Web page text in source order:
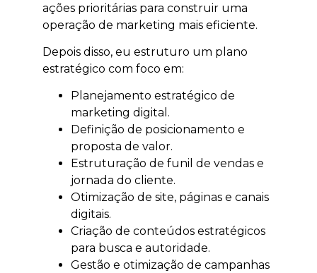
ações prioritárias para construir uma
operação de marketing mais eficiente.
Depois disso, eu estruturo um plano
estratégico com foco em:
Planejamento estratégico de
marketing digital.
Definição de posicionamento e
proposta de valor.
Estruturação de funil de vendas e
jornada do cliente.
Otimização de site, páginas e canais
digitais.
Criação de conteúdos estratégicos
para busca e autoridade.
Gestão e otimização de campanhas